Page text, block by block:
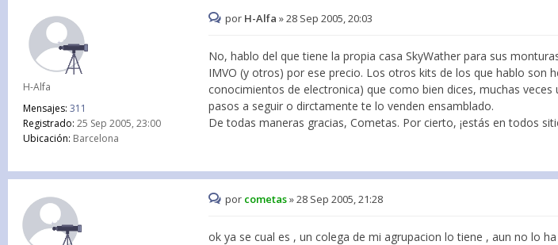
H-Alfa
Mensajes: 311
Registrado: 25 Sep 2005, 23:00
Ubicación: Barcelona
por H-Alfa »28 Sep 2005, 20:03
No, hablo del que tiene la propia casa SkyWather para sus
IMVO (y otros) por ese precio. Los otros kits de los que hablo son
conocimientos de electronica) que como bien dices, muchas
pasos a seguir o dirctamente te lo venden ensamblado.
De todas maneras gracias, Cometas. Por cierto, ¡estás en todos
por cometas»28 Sep 2005, 21:28
ok ya se cual es , un colega de mi agrupacion lo tiene , aun no lo